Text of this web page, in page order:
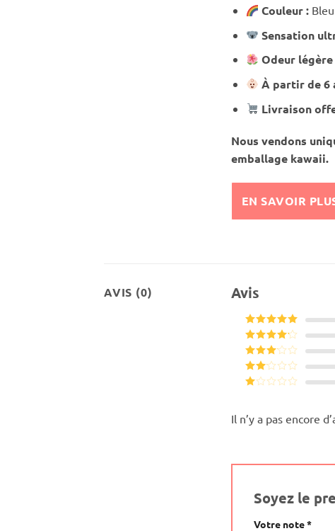
Couleur :
Sensation
Odeur
À partir de 6
Livraison
Nous vendons
emballage kawaii.
EN SAVOIR
AVIS (0) Avis
Note5sur
5
Note4
sur 5
Note3
sur 5
Note
sur
5
Il n’y a pas encore
Soyez le
Votre note*
Alternative: